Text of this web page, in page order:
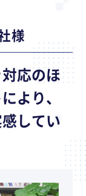
様
応のほ
より、
してい